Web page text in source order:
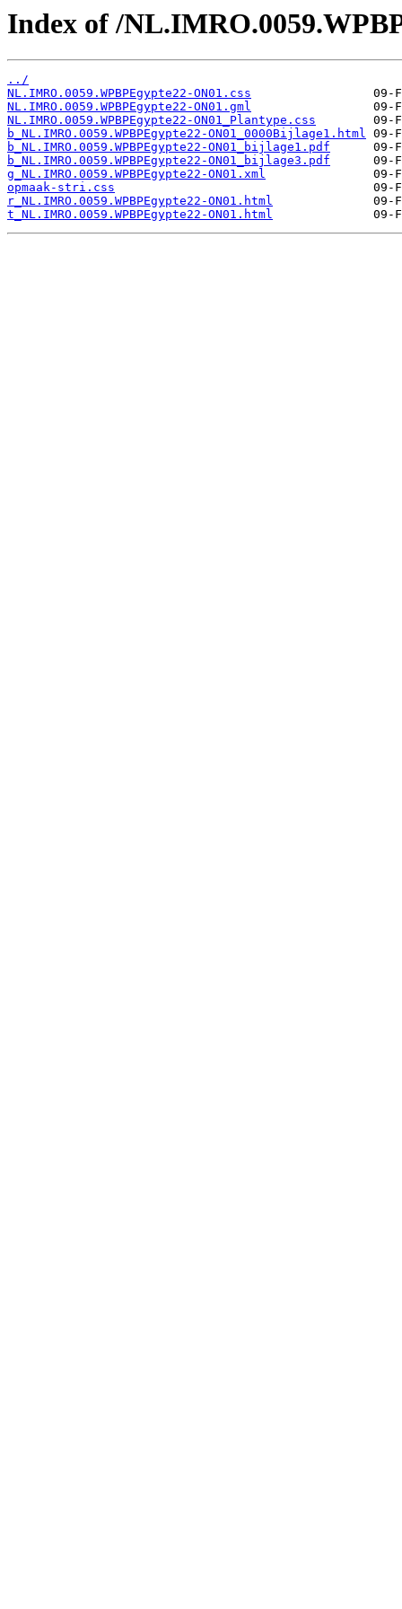
Index of /
../
NL.IMRO.0059.WPBPEgypte22-ON01.css
NL.IMRO.0059.WPBPEgypte22-ON01.gml
NL.IMRO.0059.WPBPEgypte22-ON01_Plantype.css
b_NL.IMRO.0059.WPBPEgypte22-ON01_0000Bijlage1.html
b_NL.IMRO.0059.WPBPEgypte22-ON01_bijlage1.pdf
b_NL.IMRO.0059.WPBPEgypte22-ON01_bijlage3.pdf
g_NL.IMRO.0059.WPBPEgypte22-ON01.xml
opmaak-stri.css
r_NL.IMRO.0059.WPBPEgypte22-ON01.html
t_NL.IMRO.0059.WPBPEgypte22-ON01.html